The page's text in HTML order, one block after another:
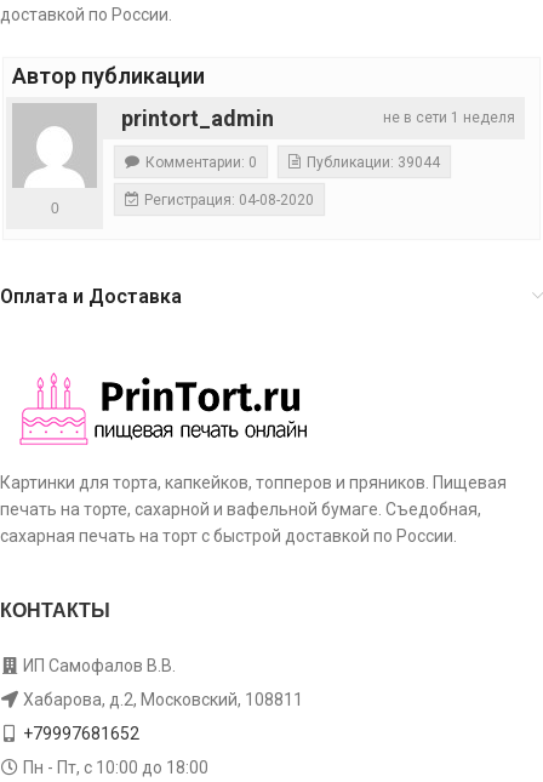
доставкой по России.
Автор публикации
не в сети 1 неделя
printort_admin
0
Комментарии: 0 Публикации: 39044
Регистрация: 04-08-2020
Оплата и Доставка
Картинки для торта, капкейков, топперов и пряников. Пищевая
печать на торте, сахарной и вафельной бумаге. Съедобная,
сахарная печать на торт с быстрой доставкой по России.
КОНТАКТЫ
ИП Самофалов В.В.
Хабарова, д.2, Московский, 108811
+79997681652
Пн - Пт, с 10:00 до 18:00